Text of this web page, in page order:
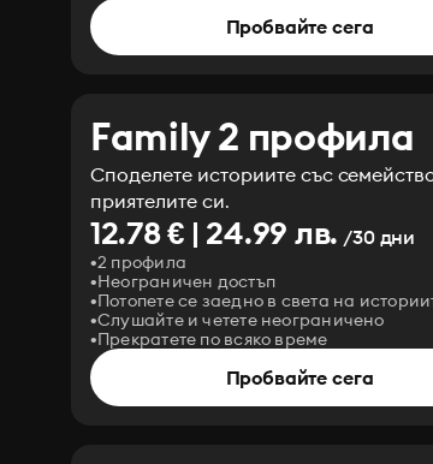
Пробвайте сега
Family 2 профила
Споделете историите със
приятелите си.
12.78 € | 24.99 лв. /30 дни
2 профила
Неограничен достъп
Потопете се заедно в света на
Слушайте и четете неограничено
Прекратете по всяко време
Пробвайте сега